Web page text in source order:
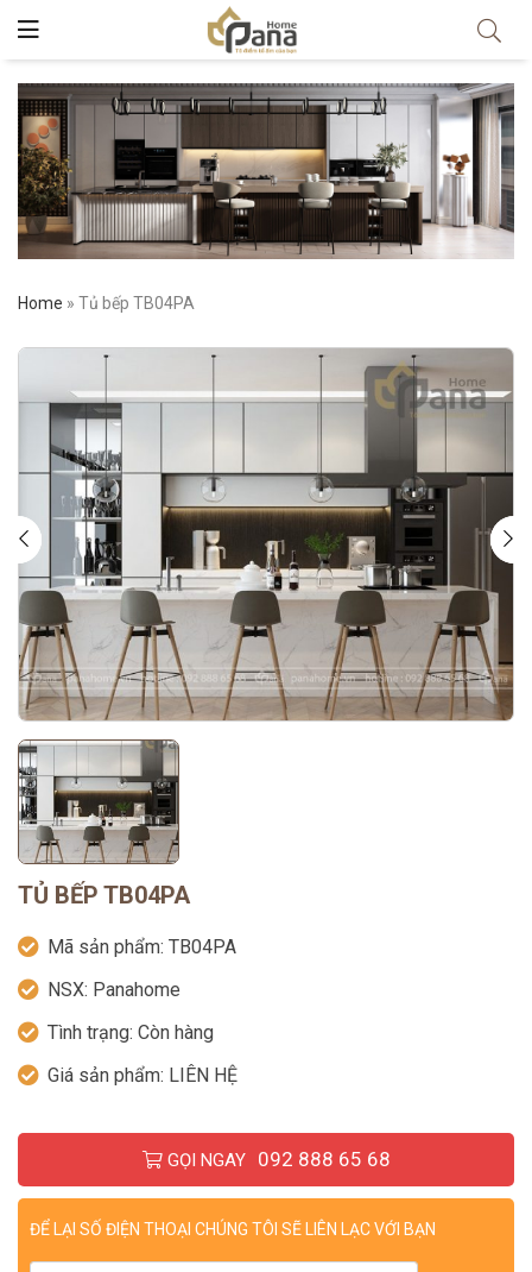
Home » Tủ bếp TB04PA
TỦ BẾP TB04PA
Mã sản phẩm: TB04PA
NSX: Panahome
Tình trạng: Còn hàng
Giá sản phẩm: LIÊN HỆ
GỌI NGAY 092 888 65 68
ĐỂ LẠI SỐ ĐIỆN THOẠI CHÚNG TÔI SẼ LIÊN LẠC VỚI BẠN